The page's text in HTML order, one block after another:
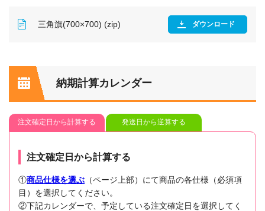
三角旗(700×700) (zip) ダウンロード
納期計算カレンダー
注文確定日から計算する 発送日から逆算する
注文確定日から計算する
①商品仕様を選ぶ （ページ上部）にて商品の各仕様（必須項
目）を選択してください。
②下記カレンダーで、予定している注文確定日を選択してく